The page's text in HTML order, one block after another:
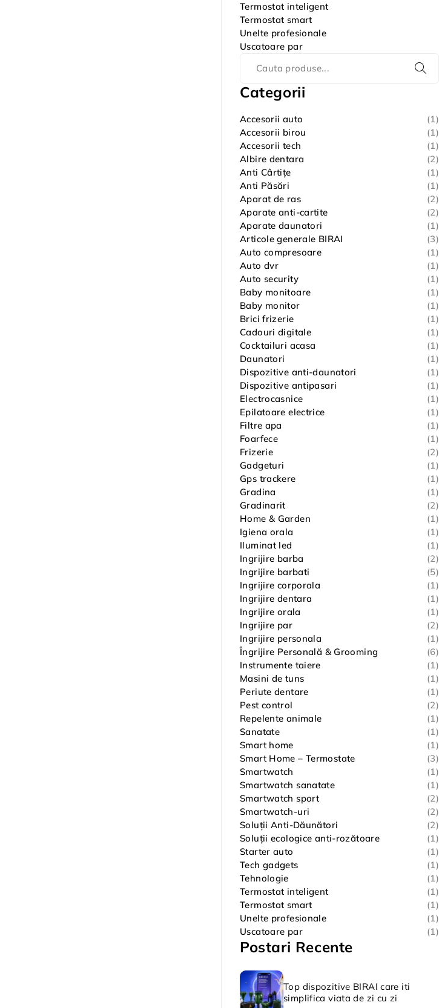
Termostat inteligent
Termostat smart
Unelte profesionale
Uscatoare par
Categorii
Accesorii auto
(1)
Accesorii birou
(1)
Accesorii tech
(1)
Albire dentara
(2)
Anti Cârtițe
(1)
Anti Păsări
(1)
Aparat de ras
(2)
Aparate anti-cartite
(2)
Aparate daunatori
(1)
Articole generale BIRAI
(3)
Auto compresoare
(1)
Auto dvr
(1)
Auto security
(1)
Baby monitoare
(1)
Baby monitor
(1)
Brici frizerie
(1)
Cadouri digitale
(1)
Cocktailuri acasa
(1)
Daunatori
(1)
Dispozitive anti-daunatori
(1)
Dispozitive antipasari
(1)
Electrocasnice
(1)
Epilatoare electrice
(1)
Filtre apa
(1)
Foarfece
(1)
Frizerie
(2)
Gadgeturi
(1)
Gps trackere
(1)
Gradina
(1)
Gradinarit
(2)
Home & Garden
(1)
Igiena orala
(1)
Iluminat led
(1)
Ingrijire barba
(2)
Ingrijire barbati
(5)
Ingrijire corporala
(1)
Ingrijire dentara
(1)
Ingrijire orala
(1)
Ingrijire par
(2)
Ingrijire personala
(1)
Îngrijire Personală & Grooming
(6)
Instrumente taiere
(1)
Masini de tuns
(1)
Periute dentare
(1)
Pest control
(2)
Repelente animale
(1)
Sanatate
(1)
Smart home
(1)
Smart Home – Termostate
(3)
Smartwatch
(1)
Smartwatch sanatate
(1)
Smartwatch sport
(2)
Smartwatch-uri
(2)
Soluții Anti-Dăunători
(2)
Soluții ecologice anti-rozătoare
(1)
Starter auto
(1)
Tech gadgets
(1)
Tehnologie
(1)
Termostat inteligent
(1)
Termostat smart
(1)
Unelte profesionale
(1)
Uscatoare par
(1)
Postari Recente
Top dispozitive BIRAI care iti
simplifica viata de zi cu zi